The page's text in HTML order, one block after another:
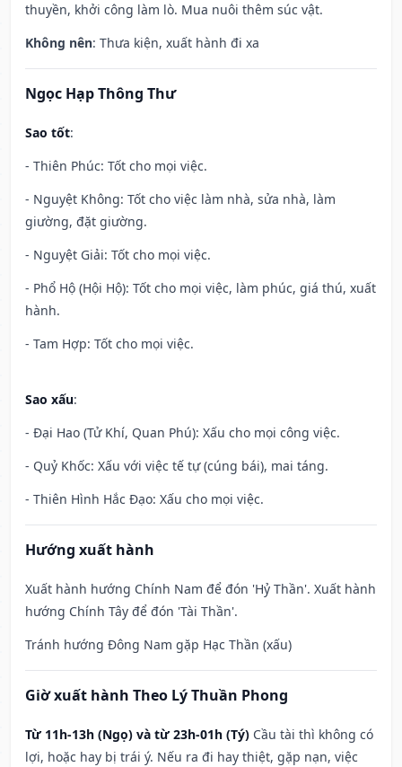
thuyền, khởi công làm lò. Mua nuôi thêm súc vật.
Không nên: Thưa kiện, xuất hành đi xa
Ngọc Hạp Thông Thư
Sao tốt:
- Thiên Phúc: Tốt cho mọi việc.
- Nguyệt Không: Tốt cho việc làm nhà, sửa nhà, làm
giường, đặt giường.
- Nguyệt Giải: Tốt cho mọi việc.
- Phổ Hộ (Hội Hộ): Tốt cho mọi việc, làm phúc, giá thú, xuất
hành.
- Tam Hợp: Tốt cho mọi việc.
Sao xấu:
- Đại Hao (Tử Khí, Quan Phú): Xấu cho mọi công việc.
- Quỷ Khốc: Xấu với việc tế tự (cúng bái), mai táng.
- Thiên Hình Hắc Đạo: Xấu cho mọi việc.
Hướng xuất hành
Xuất hành hướng Chính Nam để đón 'Hỷ Thần'. Xuất hành
hướng Chính Tây để đón 'Tài Thần'.
Tránh hướng Đông Nam gặp Hạc Thần (xấu)
Giờ xuất hành Theo Lý Thuần Phong
Từ 11h-13h (Ngọ) và từ 23h-01h (Tý) Cầu tài thì không có
lợi, hoặc hay bị trái ý. Nếu ra đi hay thiệt, gặp nạn, việc